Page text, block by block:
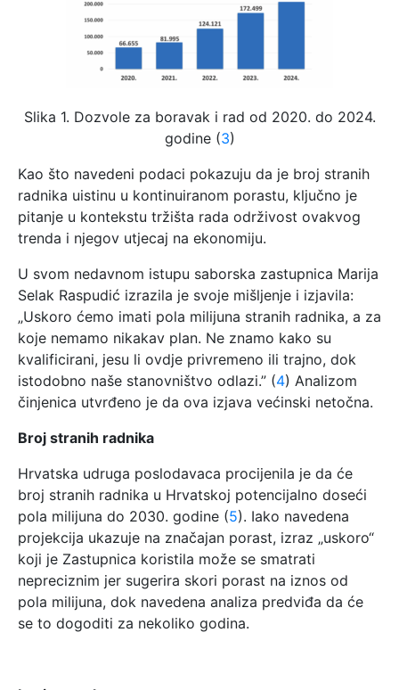
Slika 1. Dozvole za boravak i rad od 2020. do 2024.
godine (3)
Kao što navedeni podaci pokazuju da je broj stranih
radnika uistinu u kontinuiranom porastu, ključno je
pitanje u kontekstu tržišta rada održivost ovakvog
trenda i njegov utjecaj na ekonomiju.
U svom nedavnom istupu saborska zastupnica Marija
Selak Raspudić izrazila je svoje mišljenje i izjavila:
„Uskoro ćemo imati pola milijuna stranih radnika, a za
koje nemamo nikakav plan. Ne znamo kako su
kvalificirani, jesu li ovdje privremeno ili trajno, dok
istodobno naše stanovništvo odlazi.” (4) Analizom
činjenica utvrđeno je da ova izjava većinski netočna.
Broj stranih radnika
Hrvatska udruga poslodavaca procijenila je da će
broj stranih radnika u Hrvatskoj potencijalno doseći
pola milijuna do 2030. godine (5). Iako navedena
projekcija ukazuje na značajan porast, izraz „uskoro“
koji je Zastupnica koristila može se smatrati
nepreciznim jer sugerira skori porast na iznos od
pola milijuna, dok navedena analiza predviđa da će
se to dogoditi za nekoliko godina.